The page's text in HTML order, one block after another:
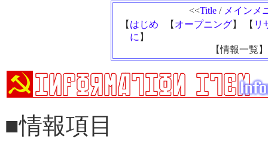
<<Title / メインメ
【 はじめ
に 】
【 オープニング】 【 リ
【情報一覧
■情報項目